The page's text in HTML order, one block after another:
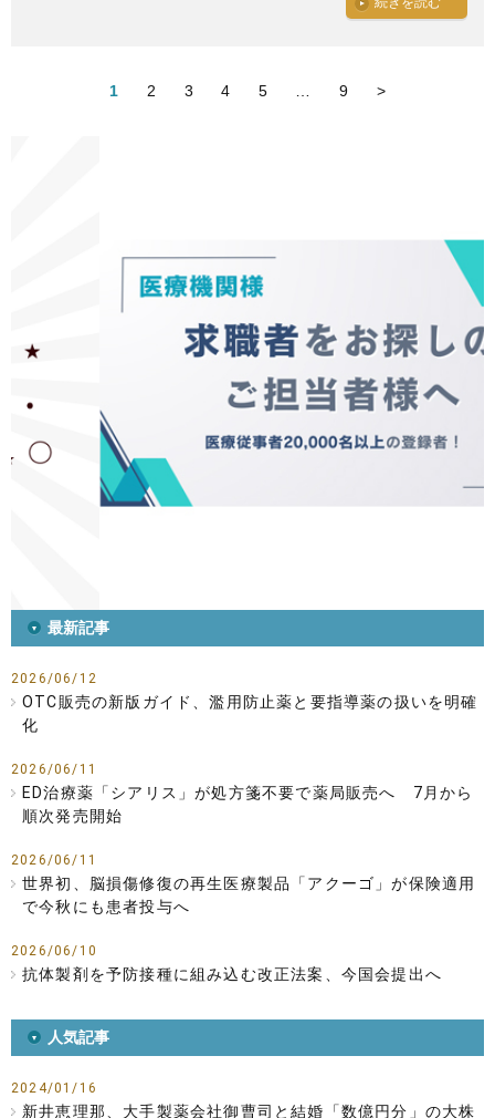
1 2 3 4 5 9 >
最新記事
2026/06/12
OTC販売の新版ガイド、濫用防止薬と要指導薬の扱いを明確
化
2026/06/11
ED治療薬「シアリス」が処方箋不要で薬局販売へ 7月から
順次発売開始
2026/06/11
世界初、脳損傷修復の再生医療製品「アクーゴ」が保険適用
で今秋にも患者投与へ
2026/06/10
抗体製剤を予防接種に組み込む改正法案、今国会提出へ
人気記事
2024/01/16
新井恵理那、大手製薬会社御曹司と結婚「数億円分」の大株